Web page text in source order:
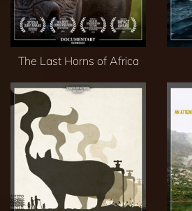
The Last Horns of Africa